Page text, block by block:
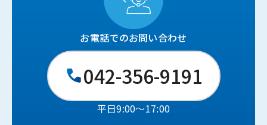
お電話でのお問い合わせ
042-356-9191
平日9:00〜17:00